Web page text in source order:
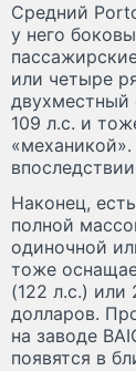
Средний
у него
или четыре
двухместный
109 л.с. и
Наконец,
полной
одиночной
тоже
(122 л.с.) или
долларов.
на заводе
появятся в